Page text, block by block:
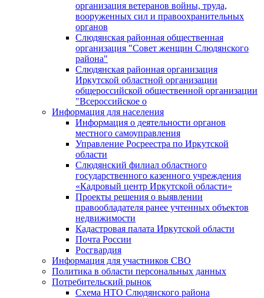
организация ветеранов войны, труда,
вооруженных сил и правоохранительных
органов
Слюдянская районная общественная
организация "Совет женщин Слюдянского
района"
Слюдянская районная организация
Иркутской областной организации
общероссийской общественной организации
"Всероссийское о
Информация для населения
Информация о деятельности органов
местного самоуправления
Управление Росреестра по Иркутской
области
Слюдянский филиал областного
государственного казенного учреждения
«Кадровый центр Иркутской области»
Проекты решения о выявлении
правообладателя ранее учтенных объектов
недвижимости
Кадастровая палата Иркутской области
Почта России
Росгвардия
Информация для участников СВО
Политика в области персональных данных
Потребительский рынок
Схема НТО Слюдянского района